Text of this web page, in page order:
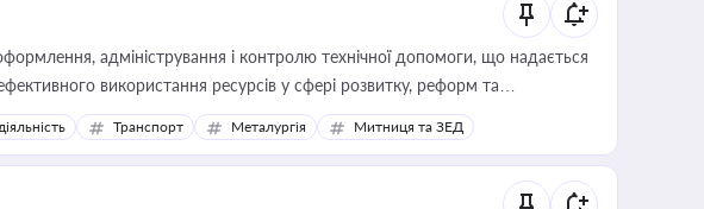
адміністрування і контролю технічної допомоги, що надається
використання ресурсів у сфері розвитку, реформ та
Транспорт Металургія Митниця та ЗЕД